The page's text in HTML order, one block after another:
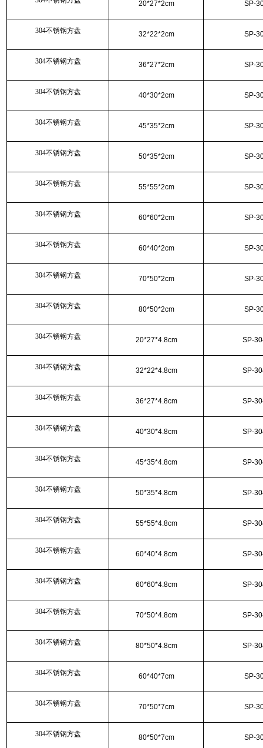
20*27*2cm SP-
304不锈钢方盘 32*22*2cm SP-
304不锈钢方盘 36*27*2cm SP-
304不锈钢方盘 40*30*2cm SP-
304不锈钢方盘 45*35*2cm SP-
304不锈钢方盘 50*35*2cm SP-
304不锈钢方盘 55*55*2cm SP-
304不锈钢方盘 60*60*2cm SP-
304不锈钢方盘 60*40*2cm SP-
304不锈钢方盘 70*50*2cm SP-
304不锈钢方盘 80*50*2cm SP-
304不锈钢方盘 20*27*4.8cm SP-
304不锈钢方盘 32*22*4.8cm SP-
304不锈钢方盘 36*27*4.8cm SP-
304不锈钢方盘 40*30*4.8cm SP-
304不锈钢方盘 45*35*4.8cm SP-
304不锈钢方盘 50*35*4.8cm SP-
304不锈钢方盘 55*55*4.8cm SP-
304不锈钢方盘 60*40*4.8cm SP-
304不锈钢方盘 60*60*4.8cm SP-
304不锈钢方盘 70*50*4.8cm SP-
304不锈钢方盘 80*50*4.8cm SP-
304不锈钢方盘 60*40*7cm SP-
304不锈钢方盘 70*50*7cm SP-
304不锈钢方盘 80*50*7cm SP-